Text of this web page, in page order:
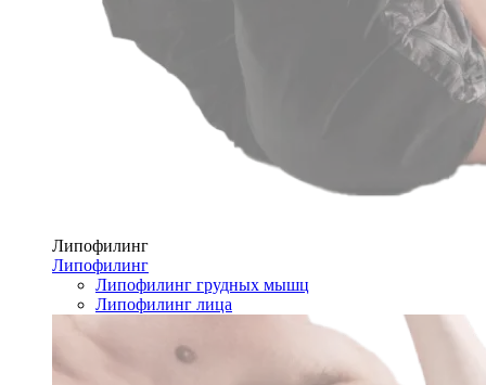
Липофилинг
Липофилинг
Липофилинг грудных мышц
Липофилинг лица